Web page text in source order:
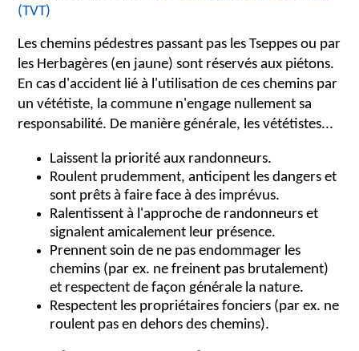
(TVT)
Les chemins pédestres passant pas les Tseppes ou par
les Herbagères (en jaune) sont réservés aux piétons.
En cas d'accident lié à l'utilisation de ces chemins par
un vététiste, la commune n'engage nullement sa
responsabilité. De manière générale, les vététistes...
Laissent la priorité aux randonneurs.
Roulent prudemment, anticipent les dangers et
sont prêts à faire face à des imprévus.
Ralentissent à l'approche de randonneurs et
signalent amicalement leur présence.
Prennent soin de ne pas endommager les
chemins (par ex. ne freinent pas brutalement)
et respectent de façon générale la nature.
Respectent les propriétaires fonciers (par ex. ne
roulent pas en dehors des chemins).